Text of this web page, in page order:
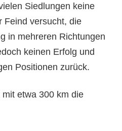
Siedlungen keine
Feind versucht, die
in mehreren Richtungen
keinen Erfolg und
Positionen zurück.
etwa 300 km die